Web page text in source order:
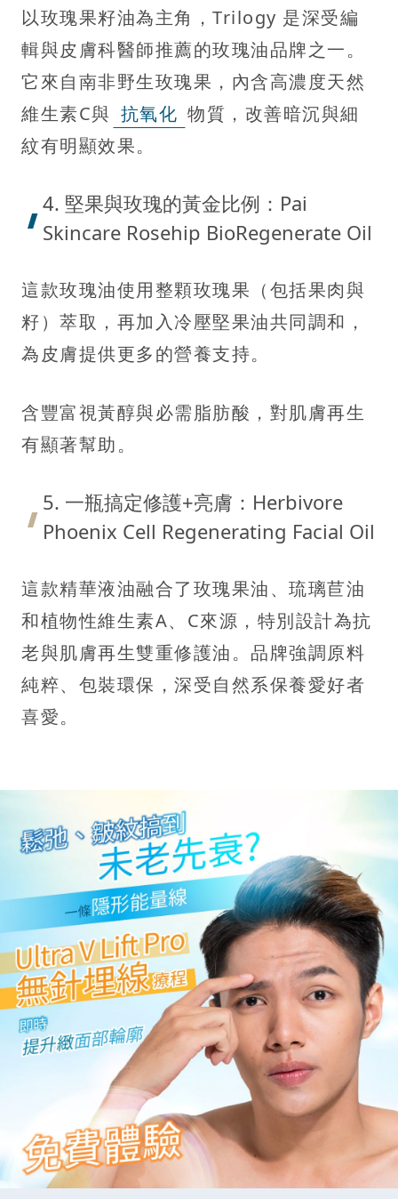
以玫瑰果籽油為主角，Trilogy 是深受編
輯與皮膚科醫師推薦的玫瑰油品牌之一。
它來自南非野生玫瑰果，內含高濃度天然
維生素C與 抗氧化 物質，改善暗沉與細
紋有明顯效果。
4. 堅果與玫瑰的黃金比例：Pai
Skincare Rosehip BioRegenerate Oil
這款玫瑰油使用整顆玫瑰果（包括果肉與
籽）萃取，再加入冷壓堅果油共同調和，
為皮膚提供更多的營養支持。
含豐富視黃醇與必需脂肪酸，對肌膚再生
有顯著幫助。
5. 一瓶搞定修護+亮膚：Herbivore
Phoenix Cell Regenerating Facial Oil
這款精華液油融合了玫瑰果油、琉璃苣油
和植物性維生素A、C來源，特別設計為抗
老與肌膚再生雙重修護油。品牌強調原料
純粹、包裝環保，深受自然系保養愛好者
喜愛。